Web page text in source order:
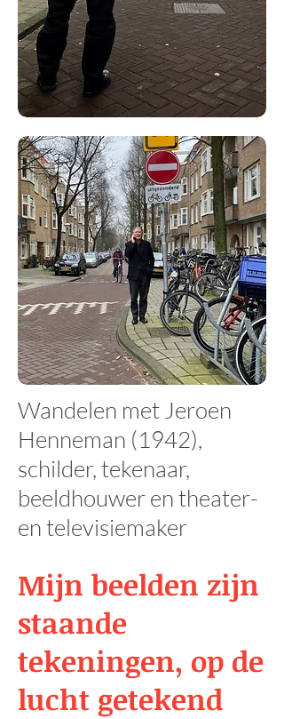
Wandelen met Jeroen
Henneman (1942),
schilder, tekenaar,
beeldhouwer en theater-
en televisiemaker
Mijn beelden zijn
staande
tekeningen, op de
lucht getekend